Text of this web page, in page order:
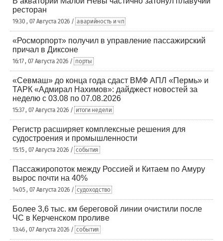
ресторан
19:30 , 07 Августа 2026 / аварийность и чп
«Росморпорт» получил в управление пассажирский
причал в Диксоне
16:17 , 07 Августа 2026 / порты
«Севмаш» до конца года сдаст ВМФ АПЛ «Пермь» и
ТАРК «Адмирал Нахимов»: дайджест новостей за
неделю с 03.08 по 07.08.2026
15:37 , 07 Августа 2026 / итоги недели
Регистр расширяет комплексные решения для
судостроения и промышленности
15:15 , 07 Августа 2026 / события
Пассажиропоток между Россией и Китаем по Амуру
вырос почти на 40%
14:05 , 07 Августа 2026 / судоходство
Более 3,6 тыс. км береговой линии очистили после
ЧС в Керченском проливе
13:46 , 07 Августа 2026 / события